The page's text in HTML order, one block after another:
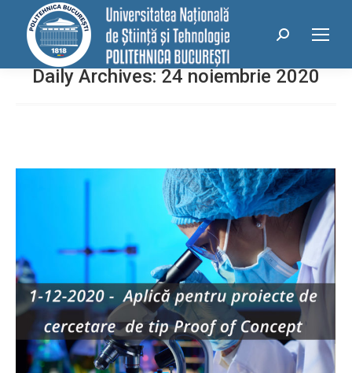
conținut
Search:
Daily Archives: 24 noiembrie 2020